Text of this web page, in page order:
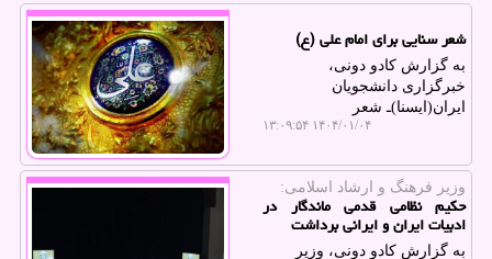
شعر سنایی برای امام علی (ع)
به گزارش کادو دونی،
خبرگزاری دانشجویان
ایران(ایسنا)ـ شعر
۱۴۰۴/۰۱/۰۴ ۱۳:۰۹:۵۴
وزیر فرهنگ و ارشاد اسلامی:
حکیم نظامی قدمی ماندگار در
ادبیات ایران و ایرانی برداشت
به گزارش کادو دونی، وزیر